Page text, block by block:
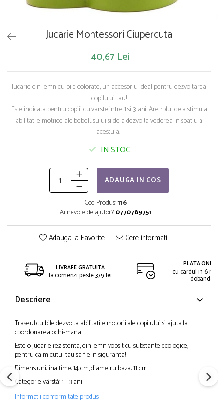
Trotinete
Unelte si bancuri de lucruJucarie Montessori Ciupercuta
40,67 Lei
Jucarie din lemn cu bile colorate, un accesoriu ideal pentru dezvoltarea
copilului tau!
Este indicata pentru copiii cu varste intre 1 si 3 ani. Are rolul de a stimula
abilitatile motrice ale bebelusului si de a dezvolta vederea in spatiu a
acestuia.
IN STOC
ADAUGA IN COS
Cod Produs:116
Ai nevoie de ajutor?0770789751
Adauga la Favorite Cere informatii
LIVRARE GRATUITA
la comenzi peste 379 lei
PLATA
cu cardul in 6
dobanda
Descriere
Traseul cu bile dezvolta abilitatile motorii ale copilului si ajuta la
coordonarea ochi-mana.
Este o jucarie rezistenta, din lemn vopsit cu substante ecologice,
pentru ca micutul tau sa fie in siguranta!
Dimensiuni: inaltime: 14 cm, diametru baza: 11 cm
Categorie vârstă: 1 - 3 ani
Informatii conformitate produs